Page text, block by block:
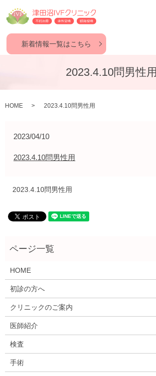
新着情報一覧はこちら
2023.4.10問男性用
HOME 2023.4.10問男性用
2023/04/10
2023.4.10問男性用
2023.4.10問男性用
HOME
初診の方へ
クリニックのご案内
医師紹介
検査
手術